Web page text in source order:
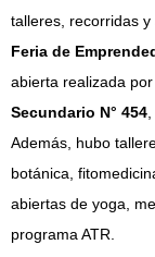
talleres, recorridas
Feria de
abierta realizada
Secundario N° 454
Además, hubo
botánica,
abiertas de yoga,
programa ATR.